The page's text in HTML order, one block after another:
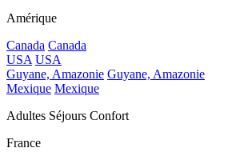
Amérique
Canada Canada
USA USA
Guyane, Amazonie Guyane, Amazonie
Mexique Mexique
Adultes Séjours Confort
France